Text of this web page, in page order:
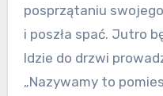
posprzątaniu
i poszła spać. Jutro
Idzie do drzwi
„Nazywamy to